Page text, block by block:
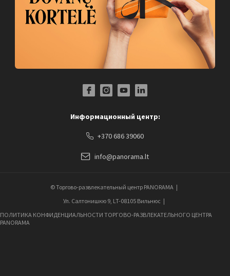
Информационный центр:
+370 686 39060
info@panorama.lt
© Торгово-развлекательный центр PANORAMA
Ул. Салтонишкю 9, LT-08105 Вильнюс
ПОЛИТИКА КОНФИДЕНЦИАЛЬНОСТИ ТОРГОВО-РАЗВЛЕКАТЕЛЬНОГО ЦЕНТРА
PANORAMA